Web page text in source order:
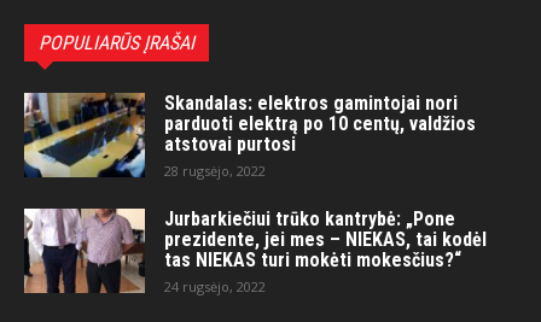
POPULIARŪS ĮRAŠAI
Skandalas: elektros gamintojai nori
parduoti elektrą po 10 centų, valdžios
atstovai purtosi
28 rugsėjo, 2022
Jurbarkiečiui trūko kantrybė: „Pone
prezidente, jei mes – NIEKAS, tai kodėl
tas NIEKAS turi mokėti mokesčius?“
24 rugsėjo, 2022